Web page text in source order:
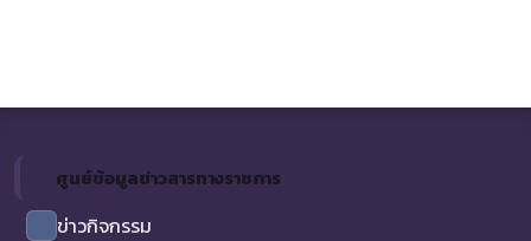
ศูนย์ข้อมูลข่าวสารทางราชการ
ข่าวกิจกรรม